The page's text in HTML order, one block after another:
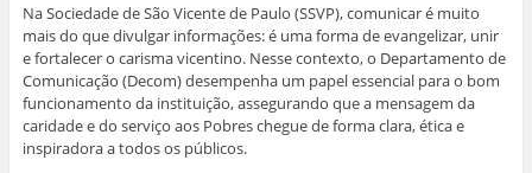
Na Sociedade de São Vicente de Paulo (SSVP), comunicar é muito
mais do que divulgar informações: é uma forma de evangelizar, unir
e fortalecer o carisma vicentino. Nesse contexto, o Departamento de
Comunicação (Decom) desempenha um papel essencial para o bom
funcionamento da instituição, assegurando que a mensagem da
caridade e do serviço aos Pobres chegue de forma clara, ética e
inspiradora a todos os públicos.